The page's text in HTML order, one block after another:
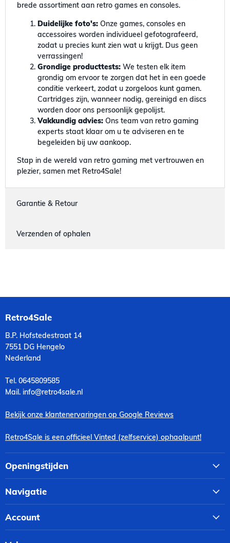
brede assortiment aan retro games en consoles.
Duidelijke foto's:Onze games, consoles en
accessoires worden individueel gefotografeerd,
zodat u precies kunt zien wat u krijgt. Dus geen
verrassingen!
Grondige producttests:We testen elk item
grondig om ervoor te zorgen dat het in een goede
conditie verkeert, zodat u zorgeloos kunt gamen.
Cartridges zijn, wanneer nodig, gereinigd en discs
worden door ons persoonlijk gepolijst.
Vakkundig advies:Ons team van retro gaming
experts staat klaar om u te adviseren en te
begeleiden bij uw aankoop.
Stap in de wereld van retro gaming met vertrouwen en
plezier, samen met Retro4Sale!
Garantie & Retour
Verzenden of ophalen
Retro4Sale
B.P. Hofstedestraat 14
7551 DG Hengelo
Nederland
Tel. 0645809585
Mail. info@retro4sale.nl
Bekijk onze klantenervaringen op Google Reviews
Retro4Sale is een officieel Vinted (zelfservice) ophaalpunt!
Openingstijden
Navigatie
Account